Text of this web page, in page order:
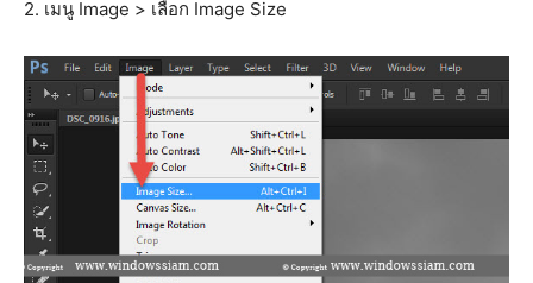
2. เมนู Image > เลือก Image Size